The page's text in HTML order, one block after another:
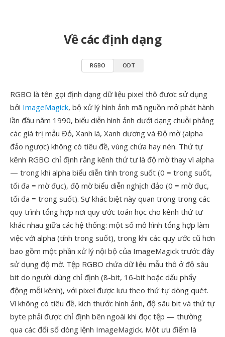
Về các định dạng
RGBO ODT
RGBO là tên gọi định dạng dữ liệu pixel thô được sử dụng
bởi ImageMagick, bộ xử lý hình ảnh mã nguồn mở phát hành
lần đầu năm 1990, biểu diễn hình ảnh dưới dạng chuỗi phẳng
các giá trị mẫu Đỏ, Xanh lá, Xanh dương và Độ mờ (alpha
đảo ngược) không có tiêu đề, vùng chứa hay nén. Thứ tự
kênh RGBO chỉ định rằng kênh thứ tư là độ mờ thay vì alpha
— trong khi alpha biểu diễn tính trong suốt (0 = trong suốt,
tối đa = mờ đục), độ mờ biểu diễn nghịch đảo (0 = mờ đục,
tối đa = trong suốt). Sự khác biệt này quan trọng trong các
quy trình tổng hợp nơi quy ước toán học cho kênh thứ tư
khác nhau giữa các hệ thống: một số mô hình tổng hợp làm
việc với alpha (tính trong suốt), trong khi các quy ước cũ hơn
bao gồm một phần xử lý nội bộ của ImageMagick trước đây
sử dụng độ mờ. Tệp RGBO chứa dữ liệu mẫu thô ở độ sâu
bit do người dùng chỉ định (8-bit, 16-bit hoặc dấu phẩy
động mỗi kênh), với pixel được lưu theo thứ tự dòng quét.
Vì không có tiêu đề, kích thước hình ảnh, độ sâu bit và thứ tự
byte phải được chỉ định bên ngoài khi đọc tệp — thường
qua các đối số dòng lệnh ImageMagick. Một ưu điểm là